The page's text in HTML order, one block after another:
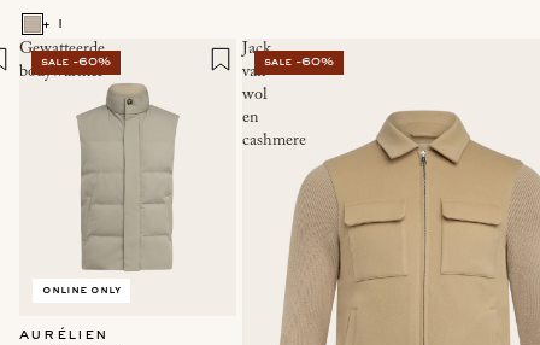
+ 1
Gewatteerde
bodywarmer
sale -60%
online only
aurélien
Jack
van
wol
en
cashmere
sale -60%